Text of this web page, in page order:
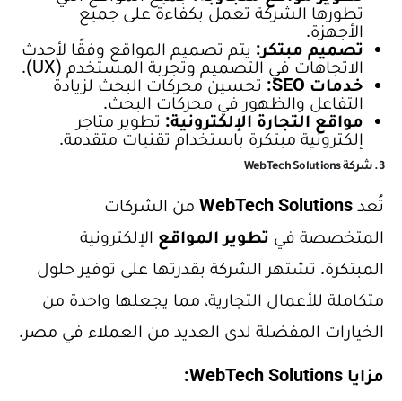
تطورها الشركة تعمل بكفاءة على جميع
الأجهزة.
تصميم مبتكر: يتم تصميم المواقع وفقًا لأحدث
الاتجاهات في التصميم وتجربة المستخدم (UX).
خدمات SEO:
تحسين محركات البحث لزيادة
التفاعل والظهور في محركات البحث.
مواقع التجارة الإلكترونية: تطوير متاجر
إلكترونية مبتكرة باستخدام تقنيات متقدمة.
3. شركة WebTech Solutions
تُعد WebTech Solutions من الشركات
المتخصصة في تطوير المواقع الإلكترونية
المبتكرة. تشتهر الشركة بقدرتها على توفير حلول
متكاملة للأعمال التجارية، مما يجعلها واحدة من
الخيارات المفضلة لدى العديد من العملاء في مصر.
مزايا WebTech Solutions: